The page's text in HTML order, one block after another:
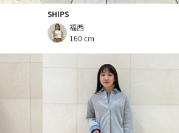
SHIPS
福西
160 cm